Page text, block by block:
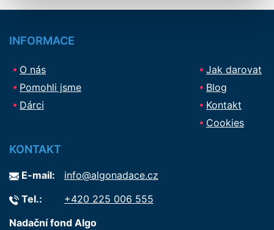
INFORMACE
O nás
Pomohli jsme
Dárci
Jak darovat
Blog
Kontakt
Cookies
KONTAKT
E-mail:
info@algonadace.cz
Tel.:
+420 225 006 555
Nadační fond Algo